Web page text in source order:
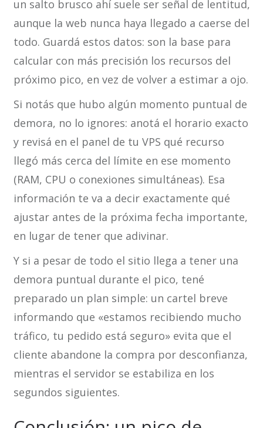
un salto brusco ahí suele ser señal de lentitud,
aunque la web nunca haya llegado a caerse del
todo. Guardá estos datos: son la base para
calcular con más precisión los recursos del
próximo pico, en vez de volver a estimar a ojo.
Si notás que hubo algún momento puntual de
demora, no lo ignores: anotá el horario exacto
y revisá en el panel de tu VPS qué recurso
llegó más cerca del límite en ese momento
(RAM, CPU o conexiones simultáneas). Esa
información te va a decir exactamente qué
ajustar antes de la próxima fecha importante,
en lugar de tener que adivinar.
Y si a pesar de todo el sitio llega a tener una
demora puntual durante el pico, tené
preparado un plan simple: un cartel breve
informando que «estamos recibiendo mucho
tráfico, tu pedido está seguro» evita que el
cliente abandone la compra por desconfianza,
mientras el servidor se estabiliza en los
segundos siguientes.